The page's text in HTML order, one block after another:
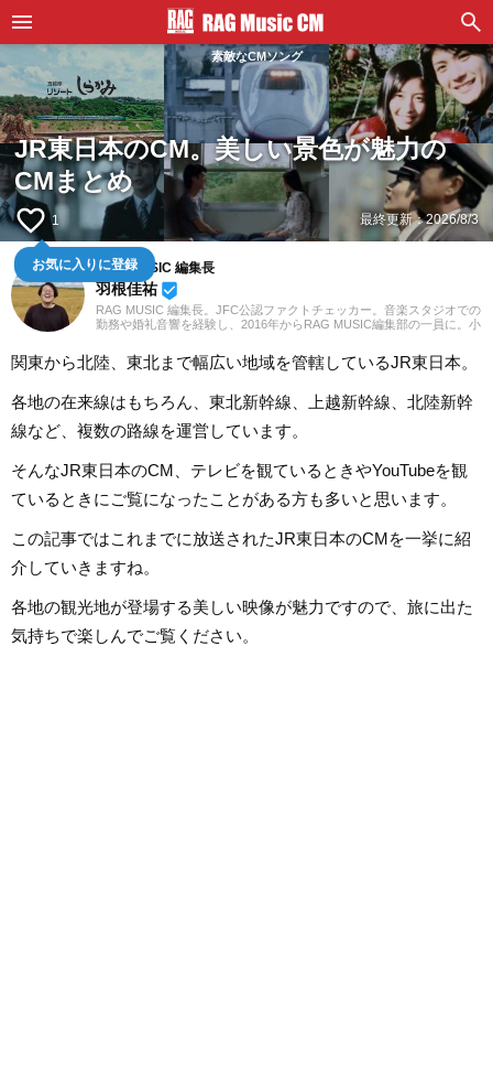
素敵なCMソング
JR東日本のCM。美しい景色が魅力の
CMまとめ
favorite_border 1
お気に入りに登録
最終更新：2026/8/3
RAG MUSIC 編集長
羽根佳祐 beenhere
RAG MUSIC 編集長。JFC公認ファクトチェッカー。音楽スタジオでの
勤務や婚礼音響を経験し、2016年からRAG MUSIC編集部の一員に。小
バンドでドラムと、さまざまな楽器を経験。各種楽曲紹介記事をはじ
め、各地の音楽フェスの紹介記事やライブレポートなど、自身の音楽
す。音楽は国内外のロックはもちろん、最近ではJ-POPも広く好んで
聴いています。
関東から北陸、東北まで幅広い地域を管轄しているJR東日本。
各地の在来線はもちろん、東北新幹線、上越新幹線、北陸新幹
線など、複数の路線を運営しています。
そんなJR東日本のCM、テレビを観ているときやYouTubeを観
ているときにご覧になったことがある方も多いと思います。
この記事ではこれまでに放送されたJR東日本のCMを一挙に紹
介していきますね。
各地の観光地が登場する美しい映像が魅力ですので、旅に出た
気持ちで楽しんでご覧ください。